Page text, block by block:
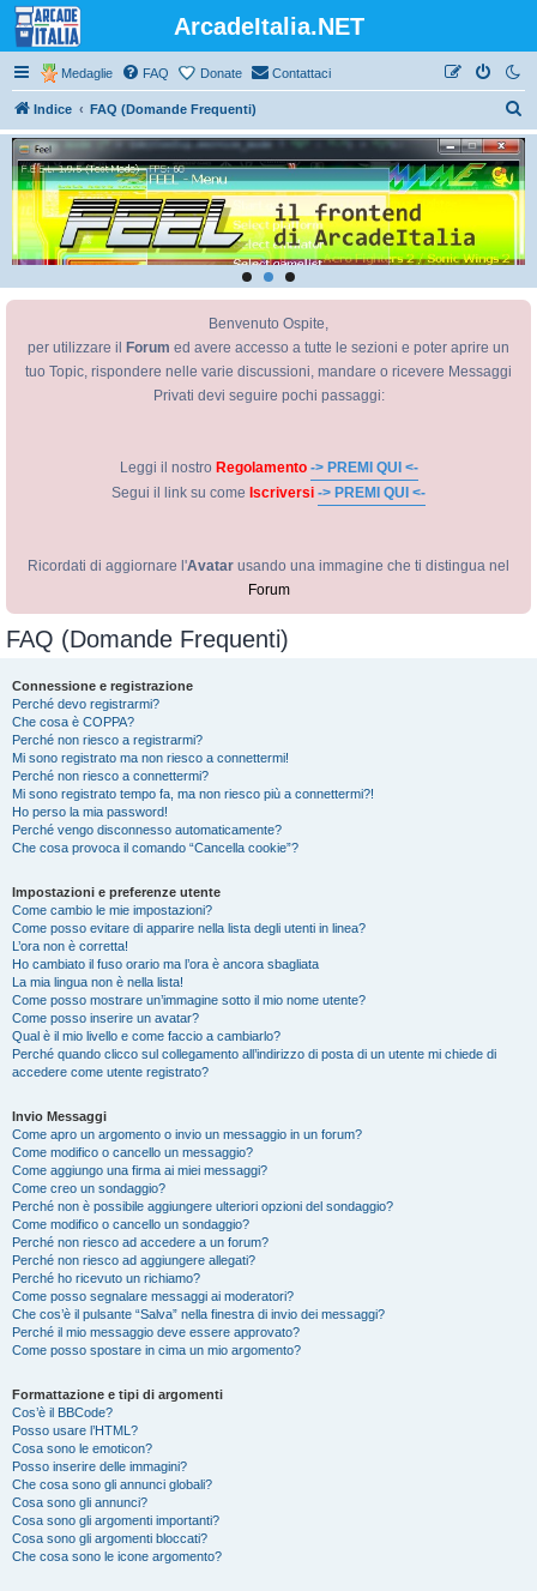
ArcadeItalia.NET
Medaglie FAQ Donate Contattaci
Indice FAQ (Domande Frequenti)
e
r
c
Benvenuto Ospite,
per utilizzare il
Forum ed avere accesso a tutte le sezioni e poter aprire un
tuo Topic, rispondere nelle varie discussioni, mandare o ricevere Messaggi
Privati devi seguire pochi passaggi:
Leggi il nostro Regolamento -> PREMI QUI <-
Segui il link su come Iscriversi -> PREMI QUI <-
Ricordati di aggiornare l'Avatar usando una immagine che ti distingua nel
Forum
FAQ (Domande Frequenti)
Connessione e registrazione
Perché devo registrarmi?
Che cosa è COPPA?
Perché non riesco a registrarmi?
Mi sono registrato ma non riesco a connettermi!
Perché non riesco a connettermi?
Mi sono registrato tempo fa, ma non riesco più a connettermi?!
Ho perso la mia password!
Perché vengo disconnesso automaticamente?
Che cosa provoca il comando “Cancella cookie”?
Impostazioni e preferenze utente
Come cambio le mie impostazioni?
Come posso evitare di apparire nella lista degli utenti in linea?
L’ora non è corretta!
Ho cambiato il fuso orario ma l’ora è ancora sbagliata
La mia lingua non è nella lista!
Come posso mostrare un’immagine sotto il mio nome utente?
Come posso inserire un avatar?
Qual è il mio livello e come faccio a cambiarlo?
Perché quando clicco sul collegamento all’indirizzo di posta di un utente mi chiede di
accedere come utente registrato?
Invio Messaggi
Come apro un argomento o invio un messaggio in un forum?
Come modifico o cancello un messaggio?
Come aggiungo una firma ai miei messaggi?
Come creo un sondaggio?
Perché non è possibile aggiungere ulteriori opzioni del sondaggio?
Come modifico o cancello un sondaggio?
Perché non riesco ad accedere a un forum?
Perché non riesco ad aggiungere allegati?
Perché ho ricevuto un richiamo?
Come posso segnalare messaggi ai moderatori?
Che cos’è il pulsante “Salva” nella finestra di invio dei messaggi?
Perché il mio messaggio deve essere approvato?
Come posso spostare in cima un mio argomento?
Formattazione e tipi di argomenti
Cos’è il BBCode?
Posso usare l’HTML?
Cosa sono le emoticon?
Posso inserire delle immagini?
Che cosa sono gli annunci globali?
Cosa sono gli annunci?
Cosa sono gli argomenti importanti?
Cosa sono gli argomenti bloccati?
Che cosa sono le icone argomento?